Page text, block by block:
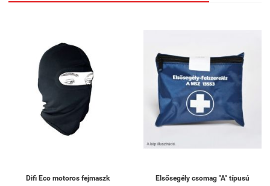
Difi Eco motoros fejmaszk
Elsősegély csomag "A" típusú